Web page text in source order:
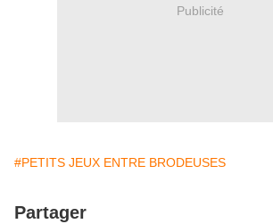
Publicité
#PETITS JEUX ENTRE BRODEUSES
Partager